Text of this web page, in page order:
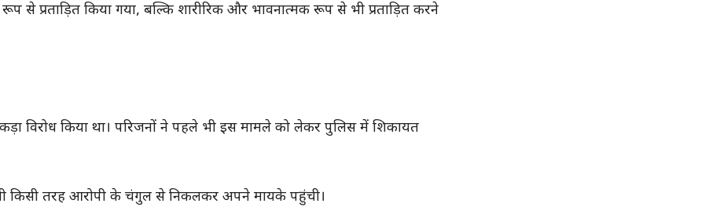
प्रताड़ित किया गया, बल्कि शारीरिक और भावनात्मक रूप से भी प्रताड़ित करने
विरोध किया था। परिजनों ने पहले भी इस मामले को लेकर पुलिस में शिकायत
किसी तरह आरोपी के चंगुल से निकलकर अपने मायके पहुंची।